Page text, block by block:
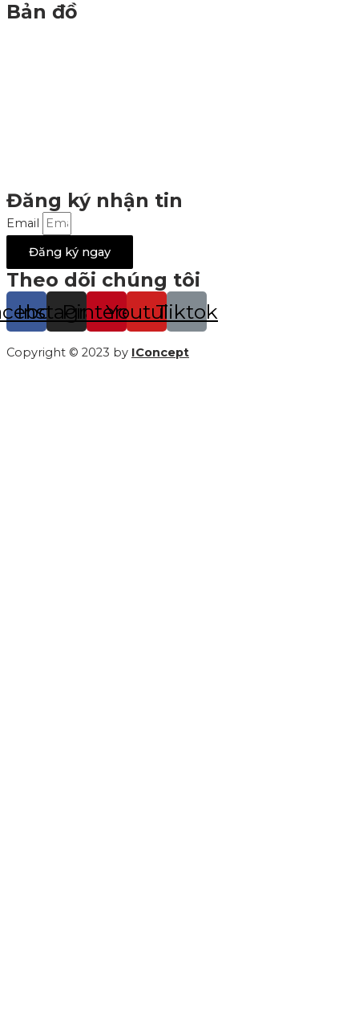
Bản đồ
Đăng ký nhận tin
Email
Đăng ký ngay
Theo dõi chúng tôi
Instagram
Pinterest
YoutubeTiktok
Copyright © 2023 by IConcept